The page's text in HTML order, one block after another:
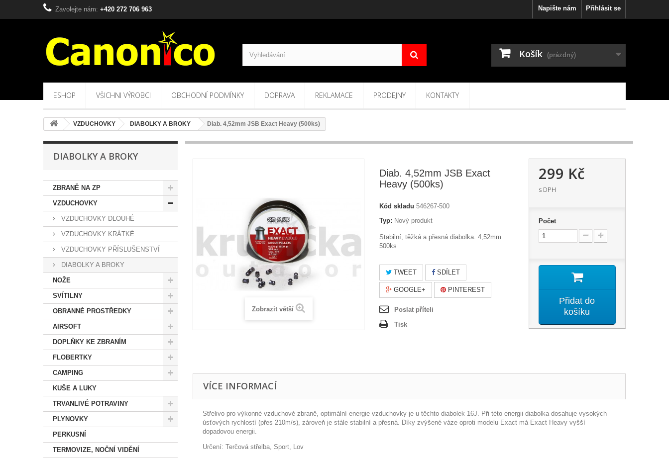
Přihlásit se
Napište nám
Zavolejte nám: +420 272 706 963
Košík (prázdný)
ESHOP VŠICHNI VÝROBCI OBCHODNÍ PODMÍNKY DOPRAVA REKLAMACE PRODEJNY KONTAKTY
VZDUCHOVKY DIABOLKY A BROKY Diab. 4,52mm JSB Exact Heavy (500ks)
DIABOLKY A BROKY
ZBRANĚ NA ZP
VZDUCHOVKY
VZDUCHOVKY DLOUHÉ
VZDUCHOVKY KRÁTKÉ
VZDUCHOVKY PŘÍSLUŠENSTVÍ
DIABOLKY A BROKY
NOŽE
SVÍTILNY
OBRANNÉ PROSTŘEDKY
AIRSOFT
DOPLŇKY KE ZBRANÍM
FLOBERTKY
CAMPING
KUŠE A LUKY
TRVANLIVÉ POTRAVINY
PLYNOVKY
PERKUSNÍ
TERMOVIZE, NOČNÍ VIDĚNÍ
Zobrazit větší
Diab. 4,52mm JSB Exact
Heavy (500ks)
Kód skladu 546267-500
Typ: Nový produkt
Stabilní, těžká a přesná diabolka. 4,52mm
500ks
TWEET SDÍLET
GOOGLE+ PINTEREST
Poslat příteli
Tisk
299 Kč
s DPH
Počet
Přidat do
košíku
VÍCE INFORMACÍ
Střelivo pro výkonné vzduchové zbraně, optimální energie vzduchovky je u těchto diabolek 16J. Při této energii diabolka dosahuje vysokých
úsťových rychlostí (přes 210m/s), zároveň je stále stabilní a přesná. Díky zvýšené váze oproti modelu Exact má Exact Heavy vyšší
dopadovou energii.
Určení: Terčová střelba, Sport, Lov